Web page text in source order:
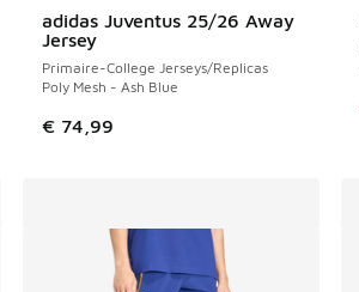
adidas Juventus 25/26 Away
Jersey
Primaire-College Jerseys/Replicas
Poly Mesh - Ash Blue
€ 74,99